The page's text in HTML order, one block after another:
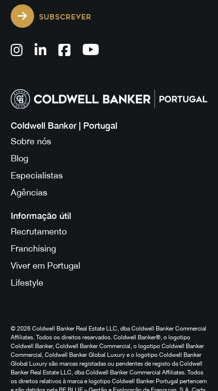
SUBSCREVER
Coldwell Banker | Portugal
Sobre nós
Blog
Especialistas
Agências
Informação útil
Recrutamento
Franchising
Viver em Portugal
Lifestyle
© 2026 Coldwell Banker Real Estate LLC, dba Coldwell Banker Commercial
Affiliates. Todos os direitos reservados. Coldwell Banker®, o logotipo
Coldwell Banker, Coldwell Banker Commercial, o logotipo Coldwell Banker
Commercial, Coldwell Banker Global Luxury e o logotipo Coldwell Banker
Global Luxury são marcas registadas ou pendentes de registo da Coldwell
Banker Real Estate LLC, dba Coldwell Banker Commercial Affiliates. Todos
os direitos relativos à marca e logotipo Coldwell Banker Portugal pertencem